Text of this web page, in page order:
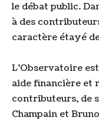
le débat public.
à des
caractère étayé
L’Observatoire
aide financière et
contributeurs, de
Champain et